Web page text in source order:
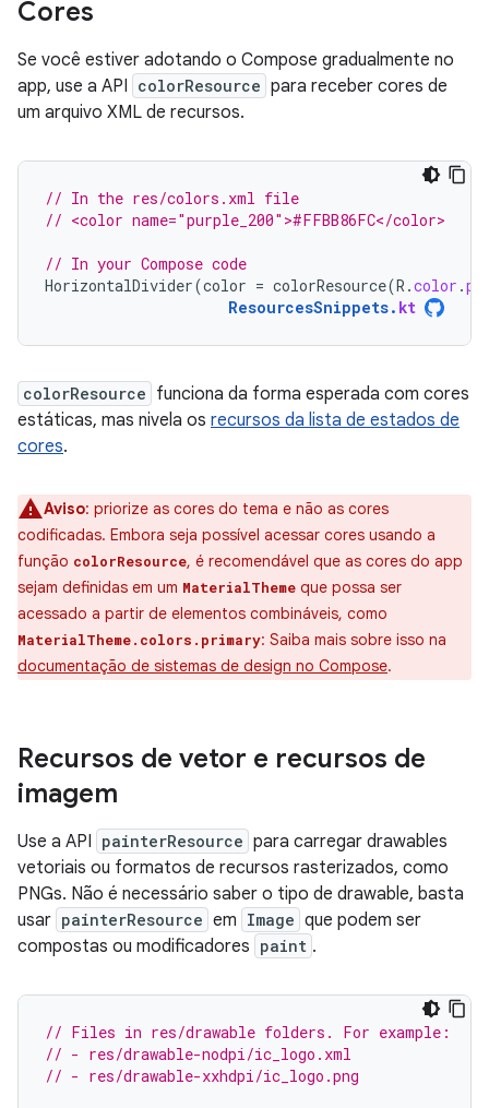
Cores
Se você estiver adotando o Compose gradualmente no
app, use a API colorResource para receber cores de
um arquivo XML de recursos.
// In the res/colors.xml file
// <color name="purple_200">#FFBB86FC</color>
// In your Compose code
HorizontalDivider(color = colorResource(R .color .
ResourcesSnippets. kt
colorResource funciona da forma esperada com cores
estáticas, mas nivela os recursos da lista de estados de
cores.
Aviso: priorize as cores do tema e não as cores
codificadas. Embora seja possível acessar cores usando a
função colorResource, é recomendável que as cores do app
sejam definidas em um MaterialTheme que possa ser
acessado a partir de elementos combináveis, como
MaterialTheme.colors.primary: Saiba mais sobre isso na
documentação de sistemas de design no Compose.
Recursos de vetor e recursos de
imagem
Use a API painterResource para carregar drawables
vetoriais ou formatos de recursos rasterizados, como
PNGs. Não é necessário saber o tipo de drawable, basta
usar painterResource em Image que podem ser
compostas ou modificadores paint .
// Files in res/drawable folders. For example:
// - res/drawable-nodpi/ic_logo.xml
// - res/drawable-xxhdpi/ic_logo.png